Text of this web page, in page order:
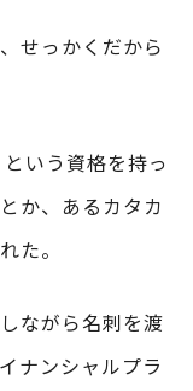
せっかくだから
いう資格を持っ
か、あるカタカ
た。
ながら名刺を渡
ナンシャルプラ